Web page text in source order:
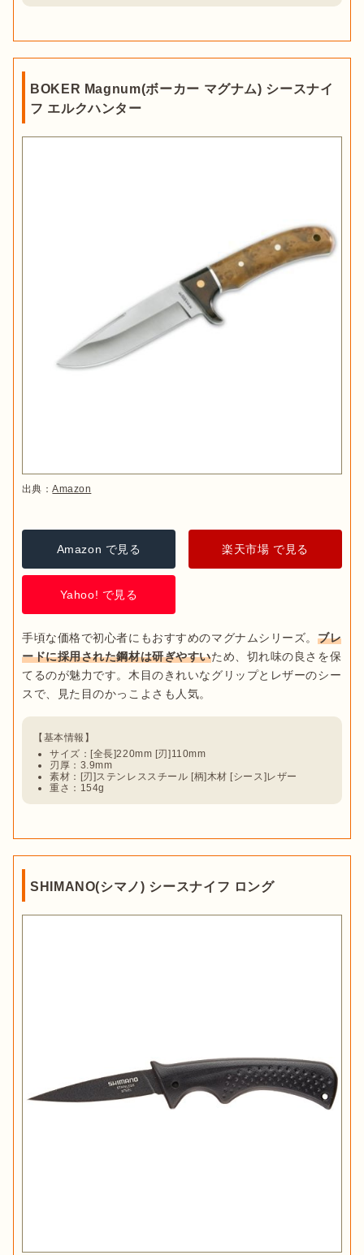
BOKER Magnum(ボーカー マグナム) シースナイ
フ エルクハンター
出典：Amazon
Amazon で見る 楽天市場 で見る
Yahoo! で見る
手頃な価格で初心者にもおすすめのマグナムシリーズ。 ブレ
ードに採用された鋼材は研ぎやすいため、切れ味の良さを保
てるのが魅力です。木目のきれいなグリップとレザーのシー
サイズ：[全長]220mm [刃]110mm
刃厚：3.9mm
素材：[刃]ステンレススチール [柄]木材 [シース]レザー
重さ：154g
SHIMANO(シマノ) シースナイフ ロング